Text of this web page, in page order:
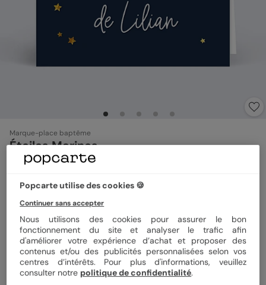
Marque-place baptême
Étoiles Marines
Format
Papier Papier Satiné
Quantité 8 marque-places
Popcarte utilise des cookies 🍪
Continuer sans accepter
Nous utilisons des cookies pour assurer le bon
fonctionnement du site et analyser le trafic afin
d'améliorer votre expérience d’achat et proposer des
contenus et/ou des publicités personnalisées selon vos
centres d’intérêts. Pour plus d'informations, veuillez
consulter notre politique de confidentialité.